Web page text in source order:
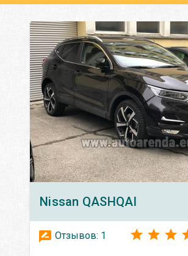
Nissan QASHQAI
Отзывов: 1